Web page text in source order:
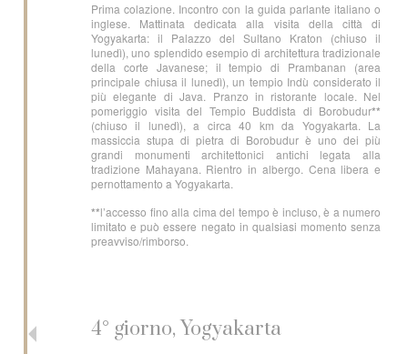
Prima colazione. Incontro con la guida parlante italiano o
inglese. Mattinata dedicata alla visita della città di
Yogyakarta: il Palazzo del Sultano Kraton (chiuso il
lunedì), uno splendido esempio di architettura tradizionale
della corte Javanese; il tempio di Prambanan (area
principale chiusa il lunedì), un tempio Indù considerato il
più elegante di Java. Pranzo in ristorante locale. Nel
pomeriggio visita del Tempio Buddista di Borobudur**
(chiuso il lunedì), a circa 40 km da Yogyakarta. La
massiccia stupa di pietra di Borobudur è uno dei più
grandi monumenti architettonici antichi legata alla
tradizione Mahayana. Rientro in albergo. Cena libera e
pernottamento a Yogyakarta.
**l’accesso fino alla cima del tempo è incluso, è a numero
limitato e può essere negato in qualsiasi momento senza
preavviso/rimborso.
4° giorno, Yogyakarta